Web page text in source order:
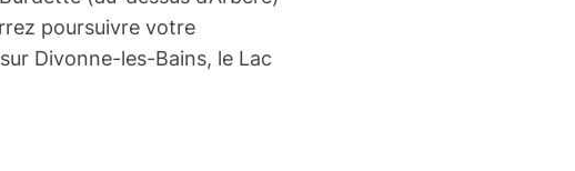
poursuivre votre
Divonne-les-Bains, le Lac